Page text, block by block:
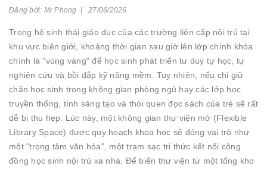
Đăng bởi: Mr Phong | 27/06/2026
Trong hệ sinh thái giáo dục của các trường liên cấp nội trú tại
khu vực biên giới, khoảng thời gian sau giờ lên lớp chính khóa
chính là "vùng vàng" để học sinh phát triển tư duy tự học, tự
nghiên cứu và bồi đắp kỹ năng mềm. Tuy nhiên, nếu chỉ giữ
chân học sinh trong không gian phòng ngủ hay các lớp học
truyền thống, tính sáng tạo và thói quen đọc sách của trẻ sẽ rất
dễ bị thu hẹp. Lúc này, một không gian thư viện mở (Flexible
Library Space) được quy hoạch khoa học sẽ đóng vai trò như
một "trọng tâm văn hóa", một trạm sạc tri thức kết nối cộng
đồng học sinh nội trú xa nhà. Để biến thư viện từ một tổng kho